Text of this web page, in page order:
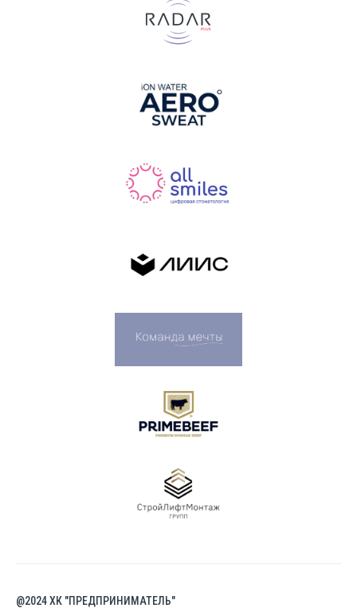
@2024 ХК "ПРЕДПРИНИМАТЕЛЬ"